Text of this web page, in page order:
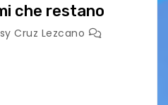
che restano
Cruz Lezcano